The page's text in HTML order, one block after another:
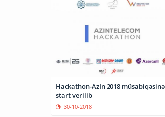
Hackathon-AzIn 2018 müsabiqəsinə
start verilib
30-10-2018